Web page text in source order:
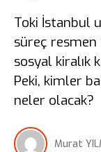
Toki İstanbul
süreç resmen
sosyal kiralık
Peki, kimler
neler olacak?
Murat